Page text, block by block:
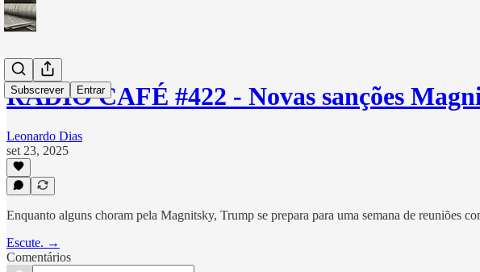
Subscrever Entrar
RÁDIO CAFÉ #422 - Novas sanções
Leonardo Dias
set 23, 2025
Enquanto alguns choram pela Magnitsky, Trump se prepara para uma semana de reuniões
Escute. →
Comentários